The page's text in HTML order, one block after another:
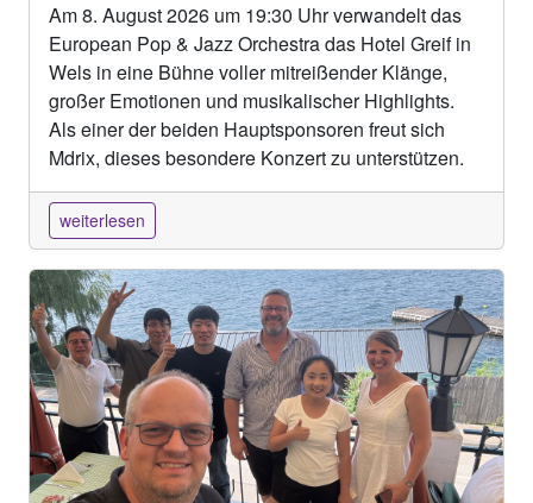
Am 8. August 2026 um 19:30 Uhr verwandelt das
European Pop & Jazz Orchestra das Hotel Greif in
Wels in eine Bühne voller mitreißender Klänge,
großer Emotionen und musikalischer Highlights.
Als einer der beiden Hauptsponsoren freut sich
Mdrix, dieses besondere Konzert zu unterstützen.
weiterlesen